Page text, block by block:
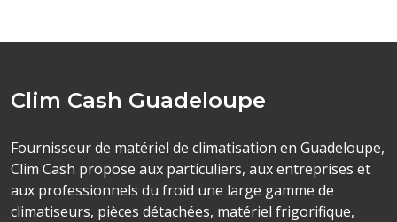
Clim Cash Guadeloupe
Fournisseur de matériel de climatisation en Guadeloupe,
Clim Cash propose aux particuliers, aux entreprises et
aux professionnels du froid une large gamme de
climatiseurs, pièces détachées, matériel frigorifique,